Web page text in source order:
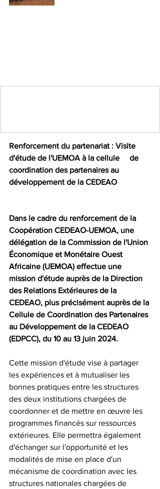
Renforcement du partenariat : Visite
d'étude de l'UEMOA à la cellule     de
coordination des partenaires au
développement de la CEDEAO
Dans le cadre du renforcement de la
Coopération CEDEAO-UEMOA, une
délégation de la Commission de l'Union
Économique et Monétaire Ouest
Africaine (UEMOA) effectue une
mission d'étude auprès de la Direction
des Relations Extérieures de la
CEDEAO, plus précisément auprès de la
Cellule de Coordination des Partenaires
au Développement de la CEDEAO
(EDPCC), du 10 au 13 juin 2024.
Cette mission d'étude vise à partager
les expériences et à mutualiser les
bonnes pratiques entre les structures
des deux institutions chargées de
coordonner et de mettre en œuvre les
programmes financés sur ressources
extérieures. Elle permettra également
d'échanger sur l'opportunité et les
modalités de mise en place d'un
mécanisme de coordination avec les
structures nationales chargées de